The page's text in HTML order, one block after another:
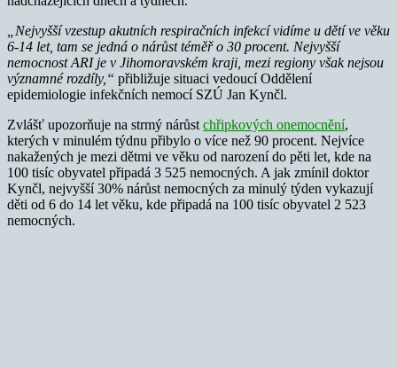
„Nejvyšší vzestup akutních respiračních infekcí vidíme u dětí ve věku
6-14 let, tam se jedná o nárůst téměř o 30 procent. Nejvyšší
nemocnost ARI je v Jihomoravském kraji, mezi regiony však nejsou
významné rozdíly,“ přibližuje situaci vedoucí Oddělení
epidemiologie infekčních nemocí SZÚ Jan Kynčl.
Zvlášť upozorňuje na strmý nárůst chřipkových onemocnění,
kterých v minulém týdnu přibylo o více než 90 procent. Nejvíce
nakažených je mezi dětmi ve věku od narození do pěti let, kde na
100 tisíc obyvatel připadá 3 525 nemocných. A jak zmínil doktor
Kynčl, nejvyšší 30% nárůst nemocných za minulý týden vykazují
děti od 6 do 14 let věku, kde připadá na 100 tisíc obyvatel 2 523
nemocných.